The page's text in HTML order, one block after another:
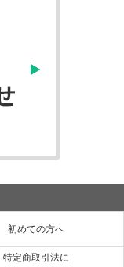
初めての方へ
特定商取引法に